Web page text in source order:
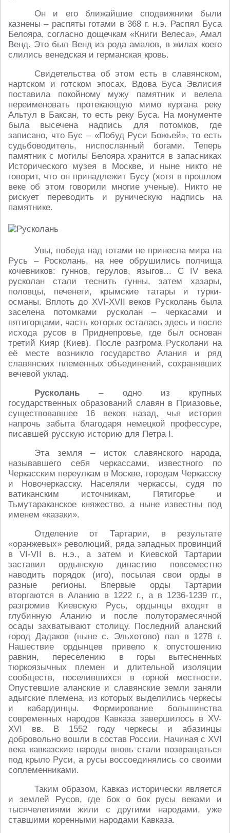
Он и его ближайшие сподвижники были
казнены – распяты готами в 368 г. н.э. Распял Буса
Белояра, согласно дощечкам «Книги Велеса», Амал
Венд. Это был Венд из рода амалов, в жилах коего
слились венедская и германская кровь.
Свидетельства об этом есть в славянском,
нартском и готском эпосах. Вдова Буса Эвлисия
поставила покойному мужу памятник и велела
переименовать протекающую мимо кургана реку
Альтул в Баксан, то есть реку Буса. На монументе
была высечена надпись для потомков, где
записано, что Бус – «Побуд Руси Божьей», то есть
судьбоводитель, ниспосланный богами. Теперь
памятник с могилы Белояра хранится в запасниках
Исторического музея в Москве, и ныне никто не
говорит, что он принадлежит Бусу (хотя в прошлом
веке об этом говорили многие ученые). Никто не
рискует переводить и руническую надпись на
памятнике.
Увы, победа над готами не принесла мира на
Русь – Росколань, на нее обрушились полчища
кочевников: гуннов, герулов, языгов... C IV века
русколан стали теснить гунны, затем хазары,
половцы, печенеги, крымские татары и турки-
османы. Вплоть до XVI-XVII веков Русколань была
заселена потомками русколан – черкасами и
пятигорцами, часть которых осталась здесь и после
исхода русов в Приднепровье, где был основан
третий Кияр (Киев). После разгрома Русколани на
её месте возникло государство Алания и ряд
славянских племенных объединений, сохранявших
вечевой уклад.
Русколань – одно из крупных
государственных образований славян в Приазовье,
существовавшее 16 веков назад, чья история
напрочь забыта благодаря немецкой профессуре,
писавшей русскую историю для Петра I.
Эта земля – исток славянского народа,
называвшего себя черкассами, известного по
Черкасским переулкам в Москве, городам Черкасску
и Новочеркасску. Населяли черкассы, судя по
ватиканским источникам, Пятигорье и
Тьмутараканское княжество, а ныне известны под
именем «казаки».
Отделение от Тартарии, в результате
«оранжевых» революций, ряда западных провинций
в VI-VII в. н.э., а затем и Киевской Тартарии
заставил ордынскую династию повсеместно
наводить порядок (иго), посылая свои орды в
разные регионы. Впервые орды Тартарии
вторгаются в Аланию в 1222 г., а в 1236-1239 гг.,
разгромив Киевскую Русь, ордынцы входят в
глубинную Аланию и после полуторамесячной
осады захватывают столицу. Последний аланский
город Дадаков (ныне с. Эльхотово) пал в 1278 г.
Нашествие ордынцев привело к опустошению
равнин, переселению в горы вытесненных
тюркоязычных племен и длительной изоляции
сообществ, поселившихся в горной местности.
Опустевшие аланские и славянские земли заняли
адыгские племена, из которых выделились черкесы
и кабардинцы. Формирование большинства
современных народов Кавказа завершилось в ХV-
ХVI вв. В 1552 году черкесы и абазинцы
добровольно вошли в состав России. Начиная с XVI
века кавказские народы вновь стали возвращаться
под крыло Руси, а русы воссоединялись со своими
соплеменниками.
Таким образом, Кавказ исторически является
и землей Русов, где бок о бок русы веками и
тысячелетиями жили с другими народами, уже
ставшими коренными народами Кавказа.